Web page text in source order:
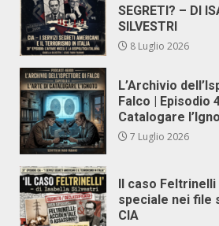
SEGRETI? – DI
SILVESTRI
8 Luglio 2026
L’Archivio
Falco | Episodio
Catalogare
7 Luglio 2026
Il caso
speciale nei file
CIA